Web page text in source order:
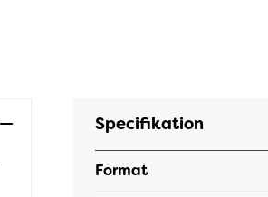
Specifikation
Format